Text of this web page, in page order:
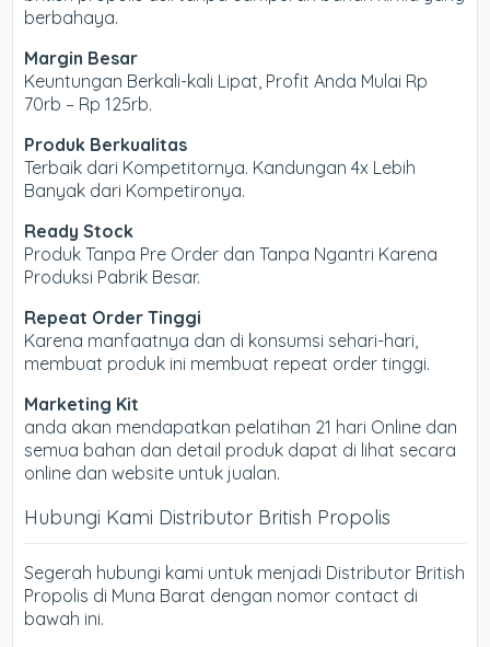
berbahaya.
Margin Besar
Keuntungan Berkali-kali Lipat, Profit Anda Mulai Rp
70rb – Rp 125rb.
Produk Berkualitas
Terbaik dari Kompetitornya. Kandungan 4x Lebih
Banyak dari Kompetironya.
Ready Stock
Produk Tanpa Pre Order dan Tanpa Ngantri Karena
Produksi Pabrik Besar.
Repeat Order Tinggi
Karena manfaatnya dan di konsumsi sehari-hari,
membuat produk ini membuat repeat order tinggi.
Marketing Kit
anda akan mendapatkan pelatihan 21 hari Online dan
semua bahan dan detail produk dapat di lihat secara
online dan website untuk jualan.
Hubungi Kami Distributor British Propolis
Segerah hubungi kami untuk menjadi Distributor British
Propolis di Muna Barat dengan nomor contact di
bawah ini.